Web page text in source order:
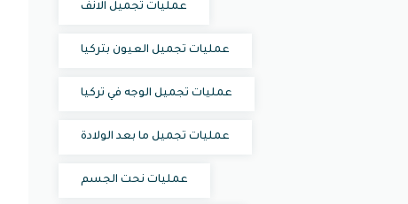
عمليات تجميل الانف
عمليات تجميل العيون بتركيا
عمليات تجميل الوجه في تركيا
عمليات تجميل ما بعد الولادة
عمليات نحت الجسم